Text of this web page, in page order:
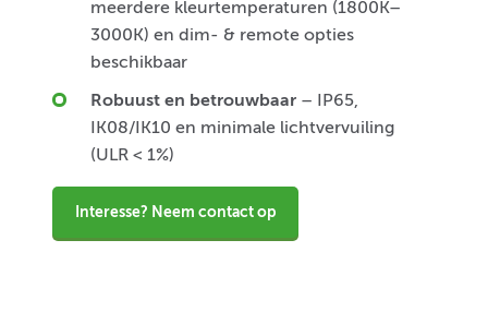
meerdere kleurtemperaturen (1800K–
3000K) en dim- & remote opties
beschikbaar
Robuust en betrouwbaar – IP65,
IK08/IK10 en minimale lichtvervuiling
(ULR < 1%)
Interesse? Neem contact op